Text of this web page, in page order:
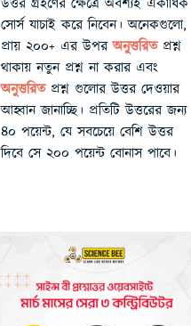
সোর্স যাচাই করে নিবেন। অনেকগুলো,
প্রায় ২০০+ এর উপরঅনুত্তরিতপ্রশ্ন
থাকায় নতুন প্রশ্ন না করার এবং
অনুত্তরিত প্রশ্ন গুলোর উত্তর দেওয়ার
আহ্বান জানাচ্ছি। প্রতিটি উত্তরের জন্য
৪০ পয়েন্ট, যে সবচেয়ে বেশি উত্তর
দিবে সে ২০০ পয়েন্ট বোনাস পাবে।